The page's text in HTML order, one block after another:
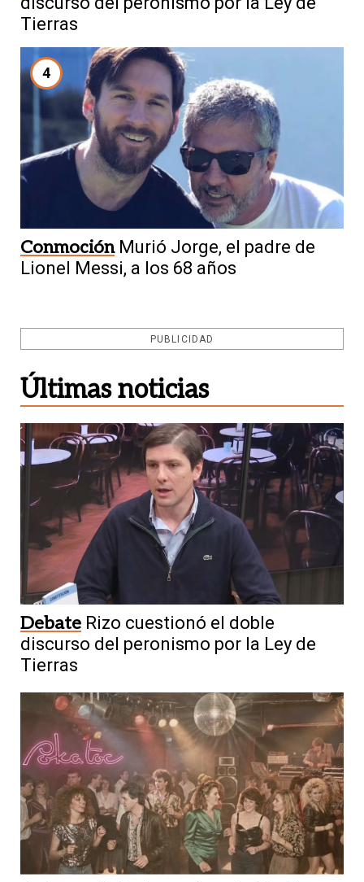
Tierras
4
Conmoción Murió Jorge, el padre de
Lionel Messi, a los 68 años
PUBLICIDAD
Últimas noticias
Debate Rizo cuestionó el doble
discurso del peronismo por la Ley de
Tierras